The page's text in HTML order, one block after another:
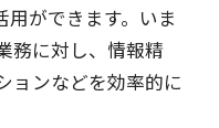
ができます。いま
務に対し、情報精
ョンなどを効率的に